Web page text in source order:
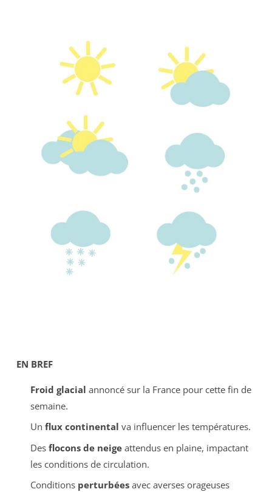
EN BREF
Froid glacial annoncé sur la France pour cette fin de
semaine.
Un flux continental va influencer les températures.
Des flocons de neigeattendus en plaine, impactant
les conditions de circulation.
Conditions perturbéesavec averses orageuses